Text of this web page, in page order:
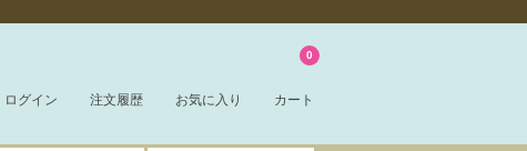
ログイン 注文履歴 お気に入り カート
0